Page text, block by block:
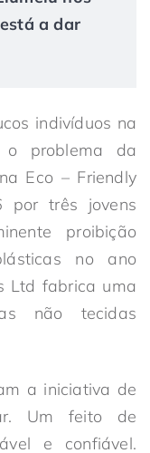
a dar
indivíduos na
o problema da
Eco – Friendly
por três jovens
proibição
no ano
Ltd fabrica uma
não tecidas
a iniciativa de
Um feito de
e confiável.